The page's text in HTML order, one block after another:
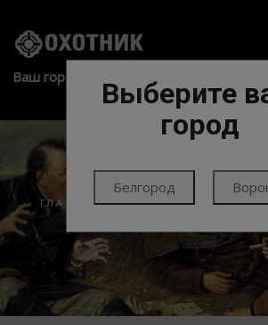
Ваш город:
Выберите
город
Белгород
ГЛАВНАЯ ЭКИПИРОВКА